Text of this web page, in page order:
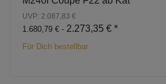
UVP: 2.087,83 €
1.680,79 € - 2.273,35 € *
Für Dich bestellbar